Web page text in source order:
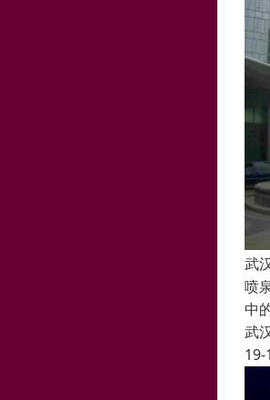
武
喷
中
武
19-